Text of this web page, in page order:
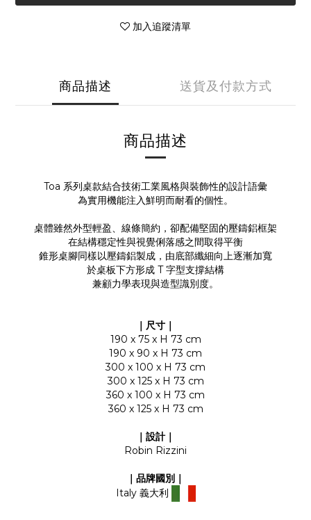
加入追蹤清單
商品描述 送貨及付款方式
商品描述
Toa 系列桌款結合技術工業風格與裝飾性的設計語彙
為實用機能注入鮮明而耐看的個性。
桌體雖然外型輕盈、線條簡約，卻配備堅固的壓鑄鋁框架
在結構穩定性與視覺俐落感之間取得平衡
錐形桌腳同樣以壓鑄鋁製成，由底部纖細向上逐漸加寬
於桌板下方形成 T 字型支撐結構
兼顧力學表現與造型識別度。
｜尺寸｜
190 x 75 x H 73 cm
190 x 90 x H 73 cm
300 x 100 x H 73 cm
300 x 125 x H 73 cm
360 x 100 x H 73 cm
360 x 125 x H 73 cm
｜設計｜
Robin Rizzini
｜品牌國別 ｜
Italy義大利